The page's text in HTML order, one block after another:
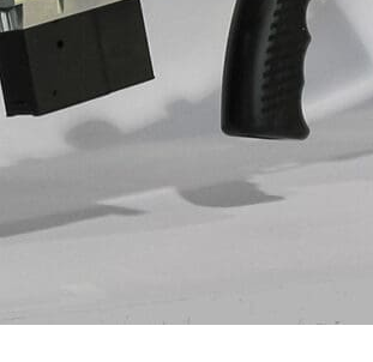
zgrzein blach pancernych
odzysku ciepła odpadowego